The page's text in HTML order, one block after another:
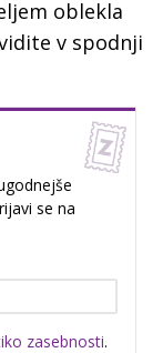
oblekla
v spodnji
se na
zasebnosti.